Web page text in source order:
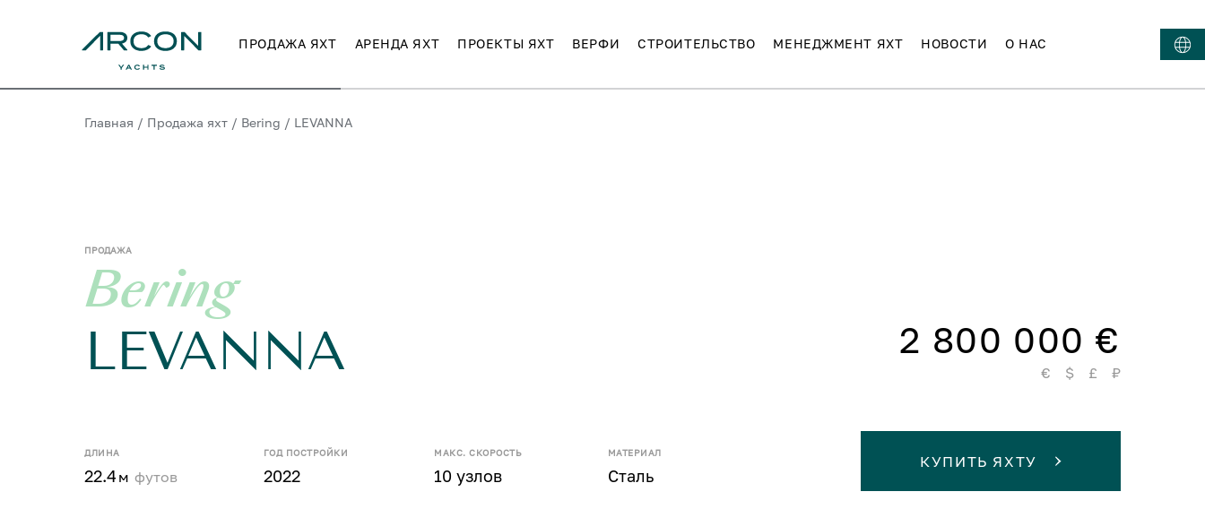
ПРОДАЖА ЯХТ АРЕНДА ЯХТ ПРОЕКТЫ ЯХТ ВЕРФИ СТРОИТЕЛЬСТВО МЕНЕДЖМЕНТ ЯХТ НОВОСТИ О НАС
Главная / Продажа яхт / Bering / LEVANNA
ПРОДАЖА
Bering
LEVANNA 2 800 000 €
€ $ £ ₽
ДЛИНА
22.4 м футов
ГОД ПОСТРОЙКИ
2022
МАКС. СКОРОСТЬ
10 узлов
МАТЕРИАЛ
Сталь
КУПИТЬ ЯХТУ